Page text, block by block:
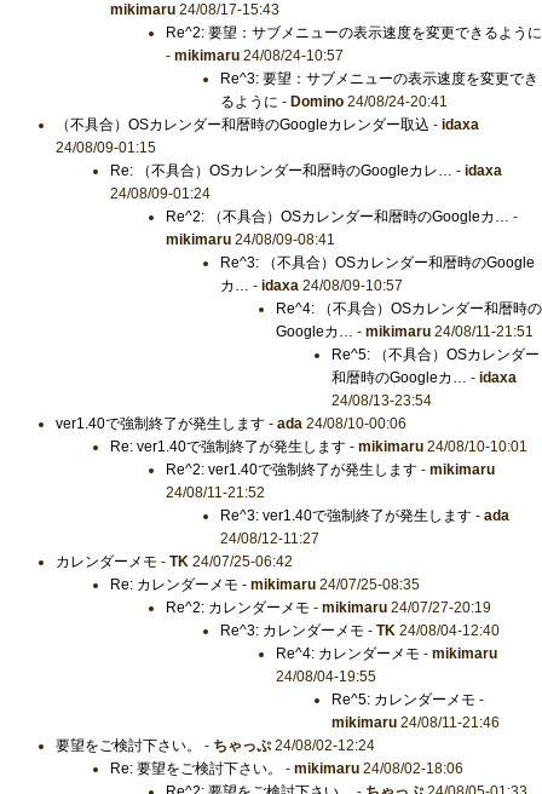
mikimaru 24/08/17-15:43
Re^2: 要望：サブメニューの表示速度を変更できるように
- mikimaru24/08/24-10:57
Re^3: 要望：サブメニューの表示速度を変更でき
るように - Domino 24/08/24-20:41
（不具合）OSカレンダー和暦時のGoogleカレンダー取込 - idaxa
24/08/09-01:15
Re: （不具合）OSカレンダー和暦時のGoogleカレ… -idaxa
24/08/09-01:24
Re^2: （不具合）OSカレンダー和暦時のGoogleカ… -
mikimaru24/08/09-08:41
Re^3: （不具合）OSカレンダー和暦時のGoogle
カ… -idaxa 24/08/09-10:57
Re^4: （不具合）OSカレンダー和暦時の
Googleカ… - mikimaru24/08/11-21:51
Re^5: （不具合）OSカレンダー
和暦時のGoogleカ… - idaxa
24/08/13-23:54
ver1.40で強制終了が発生します- ada24/08/10-00:06
Re: ver1.40で強制終了が発生します -mikimaru 24/08/10-10:01
Re^2: ver1.40で強制終了が発生します- mikimaru
24/08/11-21:52
Re^3: ver1.40で強制終了が発生します -ada
24/08/12-11:27
カレンダーメモ - TK24/07/25-06:42
Re: カレンダーメモ -mikimaru 24/07/25-08:35
Re^2: カレンダーメモ - mikimaru24/07/27-20:19
Re^3: カレンダーメモ -TK 24/08/04-12:40
Re^4: カレンダーメモ - mikimaru
24/08/04-19:55
Re^5: カレンダーメモ -
mikimaru24/08/11-21:46
要望をご検討下さい。
- ちゃっぷ24/08/02-12:24
Re: 要望をご検討下さい。
-mikimaru 24/08/02-18:06